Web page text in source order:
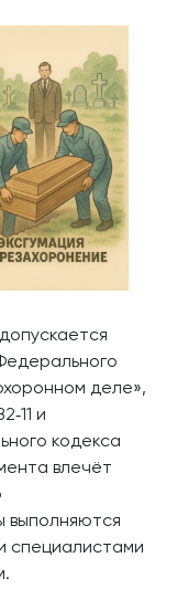
деле»,
и
кодекса
влечёт
выполняются
специалистами